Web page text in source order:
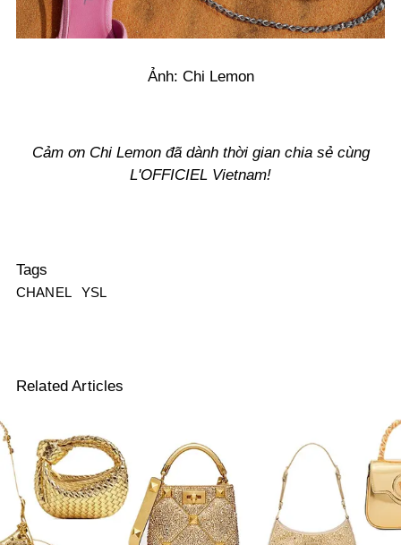
Ảnh: Chi Lemon
Cảm ơn Chi Lemon đã dành thời gian chia sẻ cùng
L'OFFICIEL Vietnam!
Tags
CHANEL YSL
Related Articles